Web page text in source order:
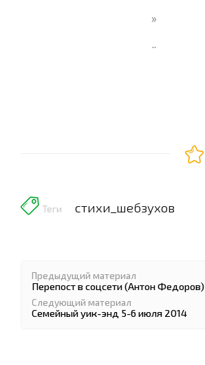
»
Теги стихи_шебзухов
Предыдущий материал
Перепост в соцсети (Антон Федоров)
Следующий материал
Семейный уик-энд 5-6 июля 2014